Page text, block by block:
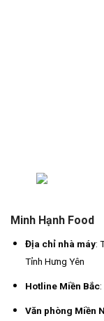
Minh Hạnh Food
Địa chỉ nhà máy:
Tỉnh Hưng Yên
Hotline Miền Bắc:
Văn phòng Miền